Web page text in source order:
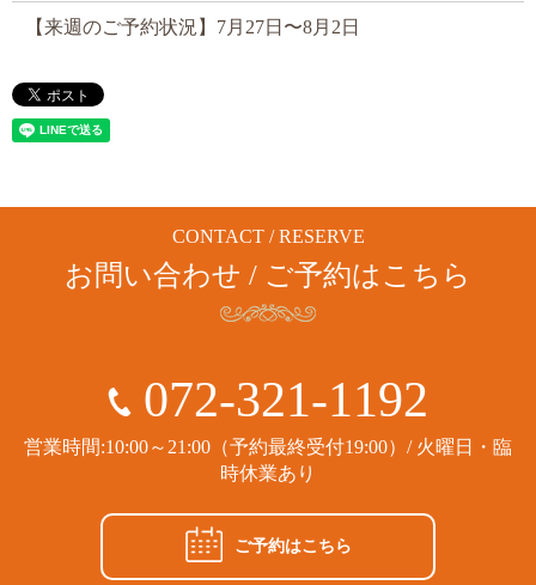
【来週のご予約状況】7月27日〜8月2日
CONTACT / RESERVE
お問い合わせ / ご予約はこちら
072-321-1192
営業時間:10:00～21:00（予約最終受付19:00）/ 火曜日・臨
時休業あり
ご予約はこちら